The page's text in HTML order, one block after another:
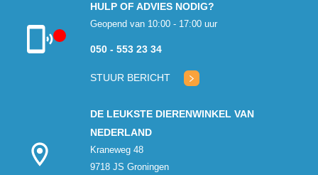
Klantenservice
HULP OF ADVIES NODIG?
Geopend van 10:00 - 17:00 uur
050 - 553 23 34
STUUR BERICHT
DE LEUKSTE DIERENWINKEL VAN
NEDERLAND
Kraneweg 48
9718 JS Groningen